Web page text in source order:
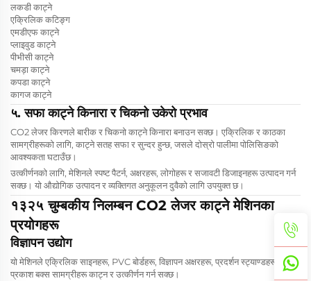
लकडी काट्ने
एक्रिलिक कटिङ्ग
एमडीएफ काट्ने
प्लाइवुड काट्ने
पीभीसी काट्ने
चमड़ा काट्ने
कपडा काट्ने
कागज काट्ने
५. सफा काट्ने किनारा र चिकनो उकेरो प्रभाव
CO2 लेजर किरणले बारीक र चिकनो काट्ने किनारा बनाउन सक्छ। एक्रिलिक र काठका
सामग्रीहरूको लागि, काट्ने सतह सफा र सुन्दर हुन्छ, जसले दोस्रो पालीमा पोलिसिङको
आवश्यकता घटाउँछ।
उत्कीर्णनको लागि, मेशिनले स्पष्ट पैटर्न, अक्षरहरू, लोगोहरू र सजावटी डिजाइनहरू उत्पादन गर्न
सक्छ। यो औद्योगिक उत्पादन र व्यक्तिगत अनुकूलन दुवैको लागि उपयुक्त छ।
१३२५ चुम्बकीय निलम्बन CO2 लेजर काट्ने मेशिनका
प्रयोगहरू
विज्ञापन उद्योग
यो मेशिनले एक्रिलिक साइनहरू, PVC बोर्डहरू, विज्ञापन अक्षरहरू, प्रदर्शन स्ट्याण्डहरू र
प्रकाश बक्स सामग्रीहरू काट्न र उत्कीर्णन गर्न सक्छ।